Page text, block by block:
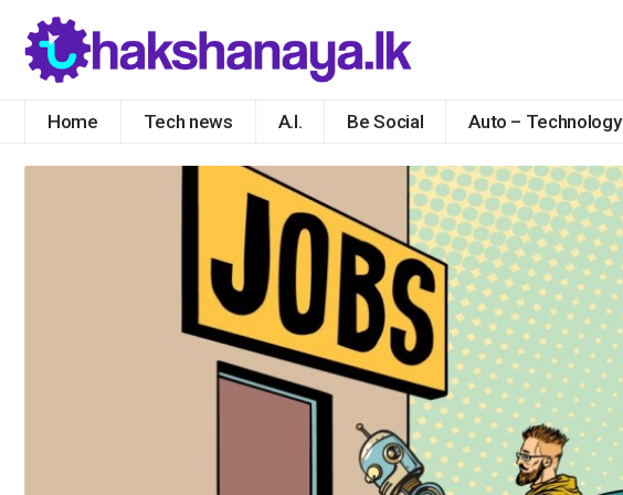
Home Tech news A.I. Be Social Auto – Technology